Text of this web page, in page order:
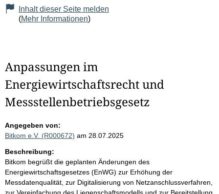
Inhalt dieser Seite melden
(Mehr Informationen)
Anpassungen im
Energiewirtschaftsrecht und
Messstellenbetriebsgesetz
Angegeben von:
Bitkom e.V. (R000672) am 28.07.2025
Beschreibung:
Bitkom begrüßt die geplanten Änderungen des
Energiewirtschaftsgesetzes (EnWG) zur Erhöhung der
Messdatenqualität, zur Digitalisierung von Netzanschlussverfahren,